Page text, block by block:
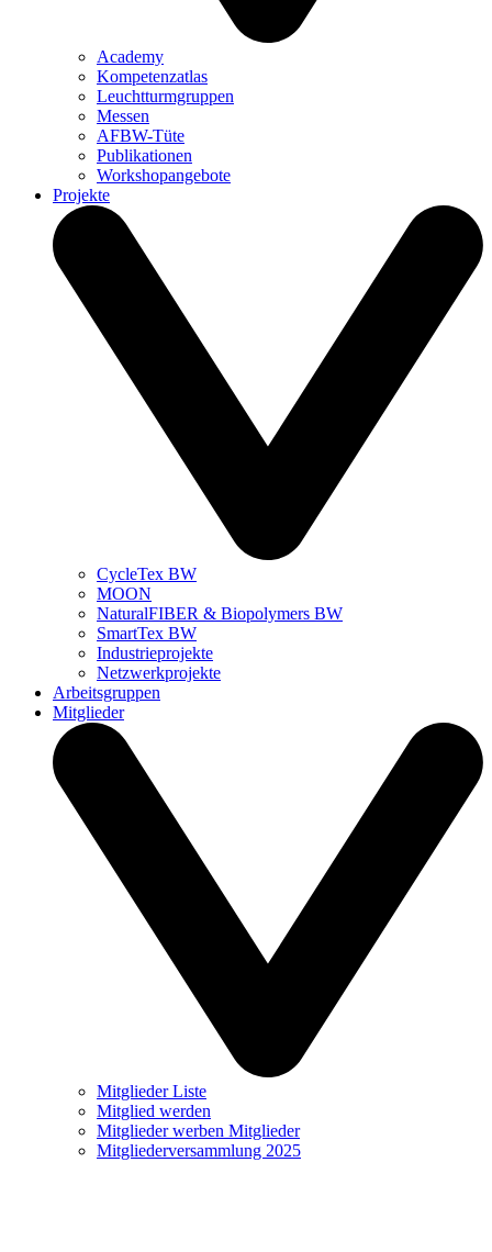
Academy
Kompetenzatlas
Leuchtturm­gruppen
Messen
AFBW-Tüte
Publikationen
Workshopangebote
Projekte
CycleTex BW
MOON
NaturalFIBER & Biopolymers BW
SmartTex BW
Industrieprojekte
Netzwerkprojekte
Arbeitsgruppen
Mitglieder
Mitglieder Liste
Mitglied werden
Mitglieder werben Mitglieder
Mitgliederversammlung 2025